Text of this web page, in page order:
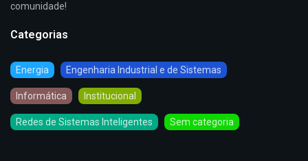
comunidade!
Categorias
Energia Engenharia Industrial e de Sistemas
Informática Institucional
Redes de Sistemas Inteligentes Sem categoria